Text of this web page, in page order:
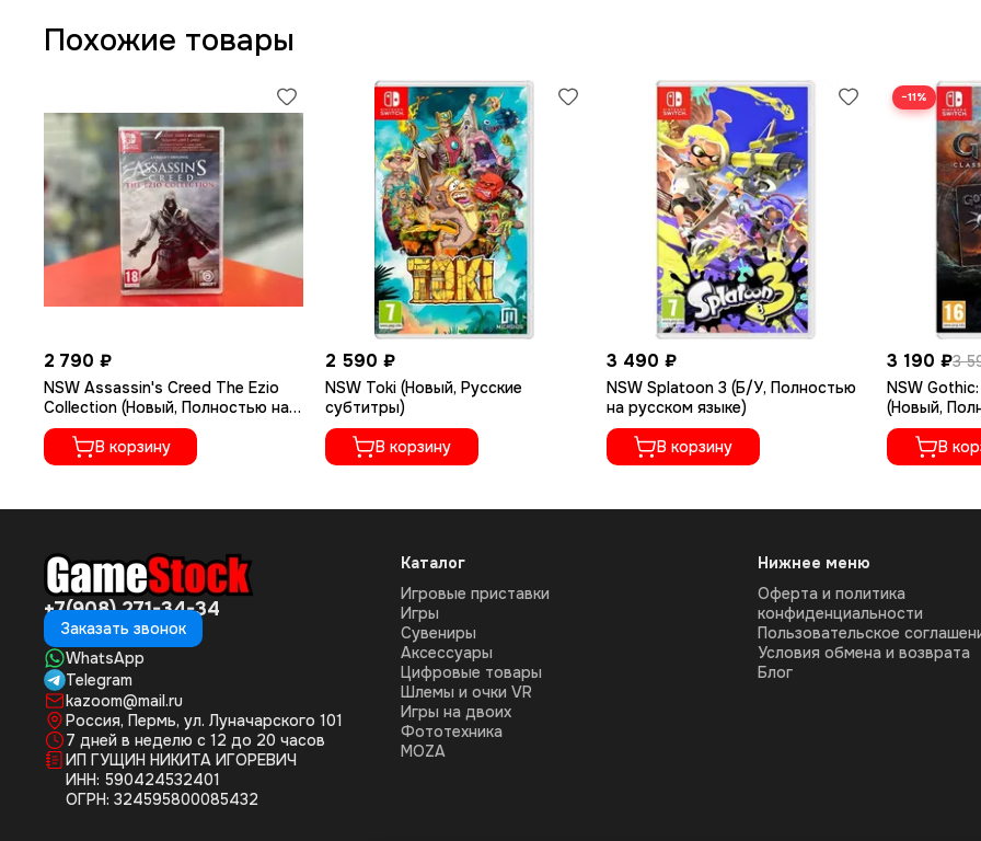
Похожие товары
2 790 ₽
NSW Assassin's Creed The Ezio
Collection (Новый, Полностью на
русском языке)
В корзину
2 590 ₽
NSW Toki (Новый, Русские
субтитры)
В корзину
3 490 ₽
NSW Splatoon 3 (Б/У, Полностью
на русском языке)
В корзину
−11%
3 190 ₽3
NSW
(Новый,
языке)
В
+7(908) 271-34-34
Заказать звонок
WhatsApp
Telegram
kazoom@mail.ru
Россия, Пермь, ул. Луначарского 101
7 дней в неделю с 12 до 20 часов
ИП ГУЩИН НИКИТА ИГОРЕВИЧ
ИНН: 590424532401
ОГРН: 324595800085432
Каталог
Игровые приставки
Игры
Сувениры
Аксессуары
Цифровые товары
Шлемы и очки VR
Игры на двоих
Фототехника
MOZA
Нижнее меню
Оферта и политика
конфиденциальности
Пользовательское
Условия обмена и возврата
Блог